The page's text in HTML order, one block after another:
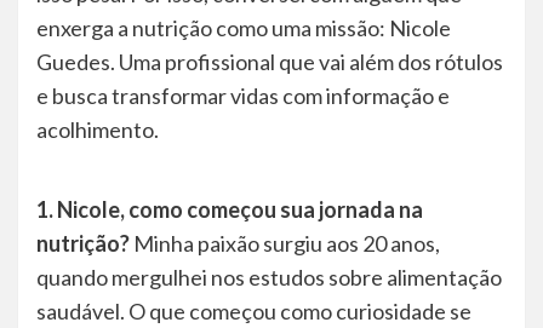
enxerga a nutrição como uma missão: Nicole
Guedes. Uma profissional que vai além dos rótulos
e busca transformar vidas com informação e
acolhimento.
1. Nicole, como começou sua jornada na
nutrição? Minha paixão surgiu aos 20 anos,
quando mergulhei nos estudos sobre alimentação
saudável. O que começou como curiosidade se